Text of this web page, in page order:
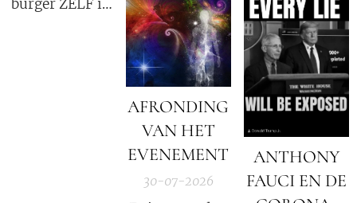
burger ZELF is
veel grotere
straf?
Hormuz |
Charlie Ward
Daily News
ANTHONY
FAUCI EN DE
AFRONDING
VAN HET
EVENEMENT
30-07-2026